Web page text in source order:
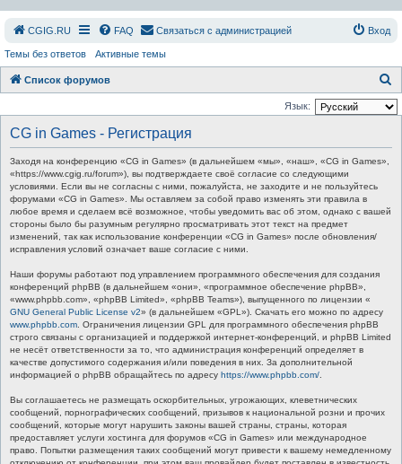
СGIG.RU FAQ Связаться с администрацией Вход
Темы без ответов Активные темы
Список форумов
о
Язык:
CG in Games - Регистрация
Заходя на конференцию «CG in Games» (в дальнейшем «мы», «наш», «CG in Games»,
«https://www.cgig.ru/forum»), вы подтверждаете своё согласие со следующими
условиями. Если вы не согласны с ними, пожалуйста, не заходите и не пользуйтесь
форумами «CG in Games». Мы оставляем за собой право изменять эти правила в
любое время и сделаем всё возможное, чтобы уведомить вас об этом, однако с вашей
стороны было бы разумным регулярно просматривать этот текст на предмет
изменений, так как использование конференции «CG in Games» после обновления/
исправления условий означает ваше согласие с ними.
Наши форумы работают под управлением программного обеспечения для создания
конференций phpBB (в дальнейшем «они», «программное обеспечение phpBB»,
«www.phpbb.com», «phpBB Limited», «phpBB Teams»), выпущенного по лицензии «
GNU General Public License v2» (в дальнейшем «GPL»). Скачать его можно по адресу
www.phpbb.com . Ограничения лицензии GPL для программного обеспечения phpBB
строго связаны с организацией и поддержкой интернет-конференций, и phpBB Limited
не несёт ответственности за то, что администрация конференций определяет в
качестве допустимого содержания и/или поведения в них. За дополнительной
информацией о phpBB обращайтесь по адресу https://www.phpbb.com/
Вы соглашаетесь не размещать оскорбительных, угрожающих, клеветнических
сообщений, порнографических сообщений, призывов к национальной розни и прочих
сообщений, которые могут нарушить законы вашей страны, страны, которая
предоставляет услуги хостинга для форумов «CG in Games» или международное
право. Попытки размещения таких сообщений могут привести к вашему немедленному